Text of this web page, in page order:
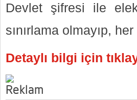
Devlet şifresi ile
sınırlama olmayıp,
Detaylı bilgi için